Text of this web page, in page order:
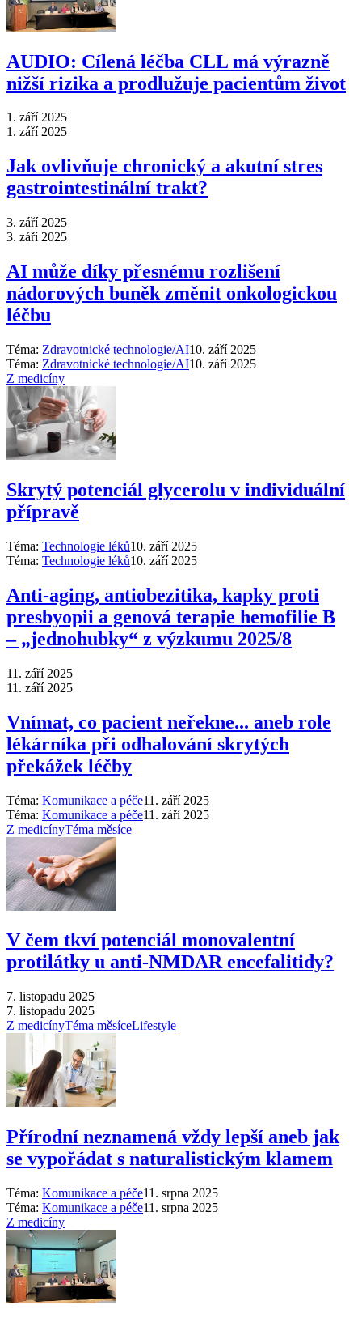
AUDIO: Cílená léčba CLL má výrazně
nižší rizika a prodlužuje pacientům život
1. září 2025
1. září 2025
Jak ovlivňuje chronický a akutní stres
gastrointestinální trakt?
3. září 2025
3. září 2025
AI může díky přesnému rozlišení
nádorových buněk změnit onkologickou
léčbu
Téma: Zdravotnické technologie/AI10. září 2025
Téma: Zdravotnické technologie/AI10. září 2025
Z medicíny
Skrytý potenciál glycerolu v individuální
přípravě
Téma: Technologie léků10. září 2025
Téma: Technologie léků10. září 2025
Anti‑aging, antiobezitika, kapky proti
presbyopii a genová terapie hemofilie B
–⁠ „jednohubky“ z výzkumu 2025/8
11. září 2025
11. září 2025
Vnímat, co pacient neřekne... aneb role
lékárníka při odhalování skrytých
překážek léčby
Téma: Komunikace a péče11. září 2025
Téma: Komunikace a péče11. září 2025
Z medicínyTéma měsíce
V čem tkví potenciál monovalentní
protilátky u anti-NMDAR encefalitidy?
7. listopadu 2025
7. listopadu 2025
Z medicínyTéma měsíceLifestyle
Přírodní neznamená vždy lepší aneb jak
se vypořádat s naturalistickým klamem
Téma: Komunikace a péče11. srpna 2025
Téma: Komunikace a péče11. srpna 2025
Z medicíny